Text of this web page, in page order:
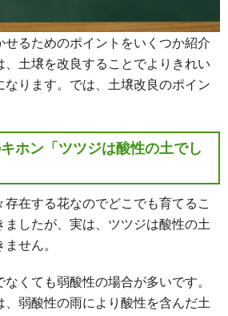
せるためのポイントをいくつか紹介
、土壌を改良することでよりきれい
ります。では、土壌改良のポイン
ホン「ツツジは酸性の土でし
在する花なのでどこでも育てるこ
ましたが、実は、ツツジは酸性の土
せん。
くても弱酸性の場合が多いです。
、弱酸性の雨により酸性を含んだ土